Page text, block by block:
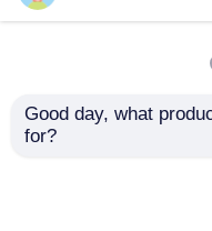
BMW CAS3 clé de
voiture à distance
Good day, what
for?